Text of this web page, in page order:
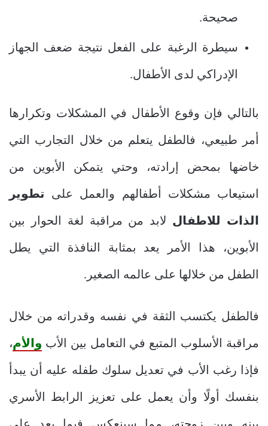
صحيحة.
سيطرة الرغبة على الفعل نتيجة ضعف الجهاز
الإدراكي لدى الأطفال.
بالتالي فإن وقوع الأطفال في المشكلات وتكرارها
أمر طبيعي، فالطفل يتعلم من خلال التجارب التي
خاضها بمحض إرادته، وحتي يتمكن الأبوين من
استيعاب مشكلات أطفالهم والعمل على تطوير
الذات للاطفال لابد من مراقبة لغة الحوار بين
الأبوين، هذا الأمر يعد بمثابة النافذة التي يطل
الطفل من خلالها على عالمه الصغير.
فالطفل يكتسب الثقة في نفسه وقدراته من خلال
مراقبة الأسلوب المتبع في التعامل بين الأب والأم،
فإذا رغب الأب في تعديل سلوك طفله عليه أن يبدأ
بنفسك أولًا وأن يعمل على تعزيز الرابط الأسري